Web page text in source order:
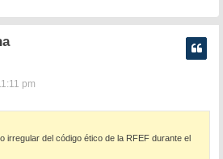
pm
irregular del código ético de la RFEF durante el